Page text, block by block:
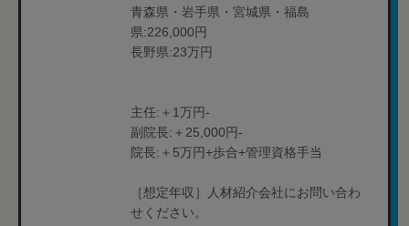
青森県・岩手県・宮城県・福島
県:226,000円
長野県:23万円
主任:＋1万円-
副院長:＋25,000円-
院長:＋5万円+歩合+管理資格手当
［想定年収］人材紹介会社にお問い合わ
せください。